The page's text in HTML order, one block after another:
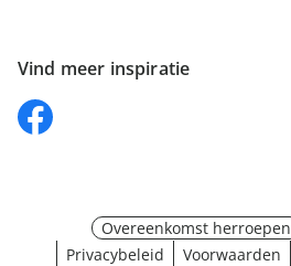
Vind meer inspiratie
Overeenkomst herroepen
Privacybeleid
Voorwaarden